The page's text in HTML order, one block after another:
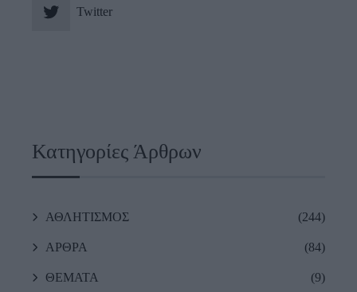
Twitter
Κατηγορίες Άρθρων
ΑΘΛΗΤΙΣΜΟΣ (244)
ΑΡΘΡΑ (84)
ΘΕΜΑΤΑ (9)